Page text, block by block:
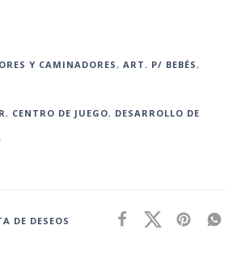
Y CAMINADORES, ART. P/ BEBÉS,
, CENTRO DE JUEGO, DESARROLLO DE
DE DESEOS